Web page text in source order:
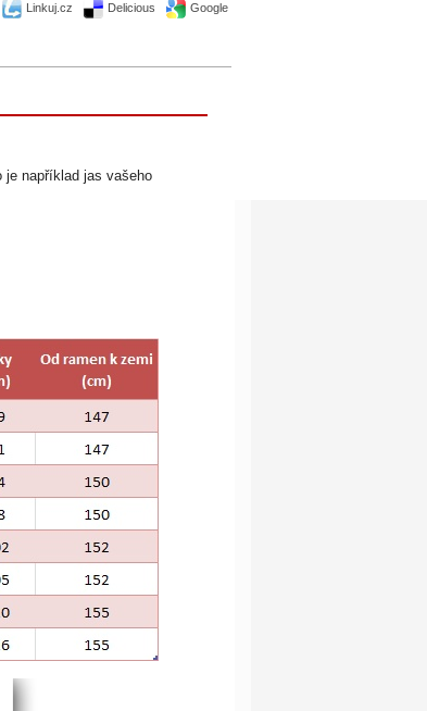
Linkuj.cz Delicious Google
je například jas vašeho